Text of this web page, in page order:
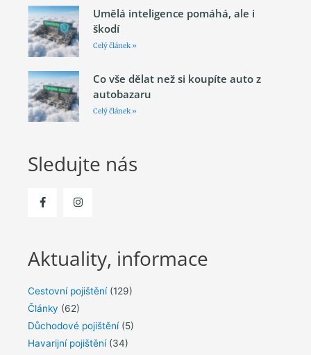
Umělá inteligence pomáhá, ale i
škodí
Celý článek »
Co vše dělat než si koupíte auto z
autobazaru
Celý článek »
Sledujte nás
Aktuality, informace
Cestovní pojištění(129)
Články (62)
Důchodové pojištění(5)
Havarijní pojištění(34)